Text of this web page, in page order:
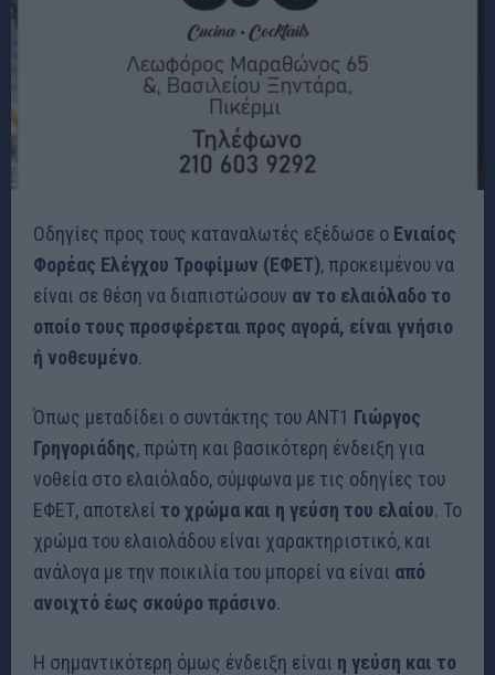
Οδηγίες προς τους καταναλωτές εξέδωσε ο Ενιαίος
Φορέας Ελέγχου Τροφίμων (ΕΦΕΤ), προκειμένου να
είναι σε θέση να διαπιστώσουν αν το ελαιόλαδο το
οποίο τους προσφέρεται προς αγορά, είναι γνήσιο
ή νοθευμένο.
Όπως μεταδίδει ο συντάκτης του ΑΝΤ1 Γιώργος
Γρηγοριάδης, πρώτη και βασικότερη ένδειξη για
νοθεία στο ελαιόλαδο, σύμφωνα με τις οδηγίες του
ΕΦΕΤ, αποτελεί το χρώμα και η γεύση του ελαίου. Το
χρώμα του ελαιολάδου είναι χαρακτηριστικό, και
ανάλογα με την ποικιλία του μπορεί να είναι από
ανοιχτό έως σκούρο πράσινο.
Η σημαντικότερη όμως ένδειξη είναι η γεύση και το